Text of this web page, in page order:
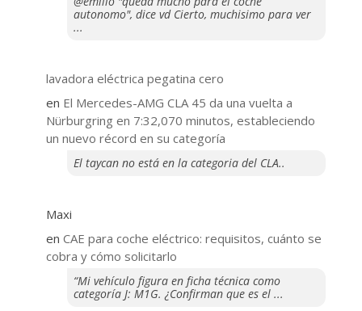
autonomo", dice vd Cierto, muchisimo para ver
...
lavadora eléctrica pegatina cero
en El Mercedes-AMG CLA 45 da una vuelta a
Nürburgring en 7:32,070 minutos, estableciendo
un nuevo récord en su categoría
El taycan no está en la categoria del CLA..
Maxi
en CAE para coche eléctrico: requisitos, cuánto se
cobra y cómo solicitarlo
“Mi vehículo figura en ficha técnica como
categoría J: M1G. ¿Confirman que es el ...